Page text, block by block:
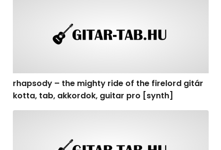
rhapsody – the mighty ride of the firelord gitár
kotta, tab, akkordok, guitar pro [synth]